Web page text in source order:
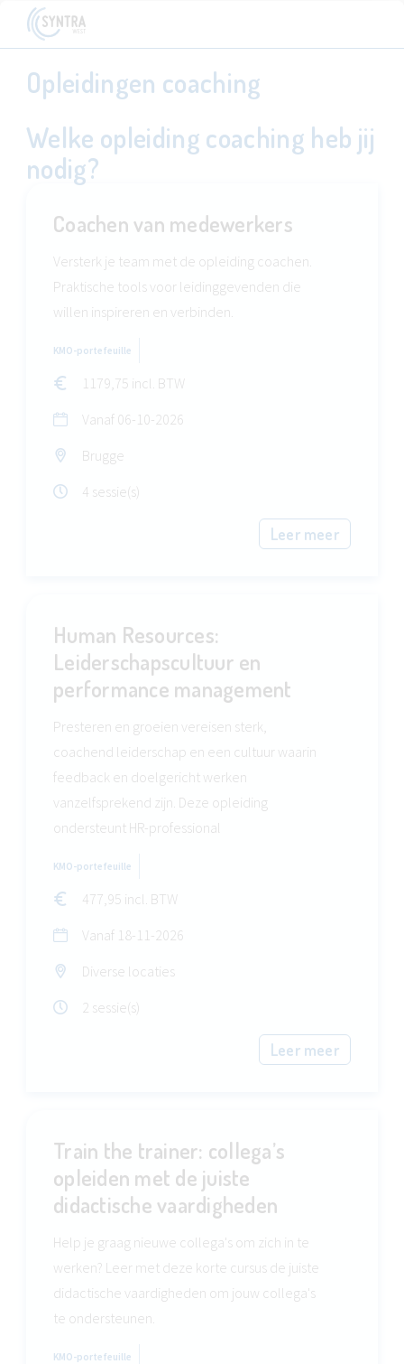
Opleidingen coaching
Welke opleiding coaching heb jij
nodig?
Coachen van medewerkers
Versterk je team met de opleiding coachen.
Praktische tools voor leidinggevenden die
willen inspireren en verbinden.
KMO-portefeuille
1179,75 incl. BTW
Vanaf 06-10-2026
Brugge
4 sessie(s)
Leer meer
Human Resources:
Leiderschapscultuur en
performance management
Presteren en groeien vereisen sterk,
coachend leiderschap en een cultuur waarin
feedback en doelgericht werken
vanzelfsprekend zijn. Deze opleiding
ondersteunt HR-professional
KMO-portefeuille
477,95 incl. BTW
Vanaf 18-11-2026
Diverse locaties
2 sessie(s)
Leer meer
Train the trainer: collega’s
opleiden met de juiste
didactische vaardigheden
Help je graag nieuwe collega's om zich in te
werken? Leer met deze korte cursus de juiste
didactische vaardigheden om jouw collega's
te ondersteunen.
KMO-portefeuille